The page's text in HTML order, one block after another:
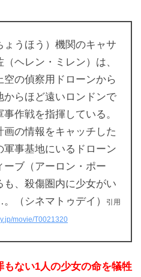
ょうほう）機関のキャサ
ヘレン・ミレン）は、
の偵察用ドローンから
からほど遠いロンドンで
作戦を指揮している。
画の情報をキャッチした
事基地にいるドローン
ブ（アーロン・ポー
も、殺傷圏内に少女がい
（シネマトゥデイ）
引用
movie/T0021320
ない1人の少女の命を犠牲